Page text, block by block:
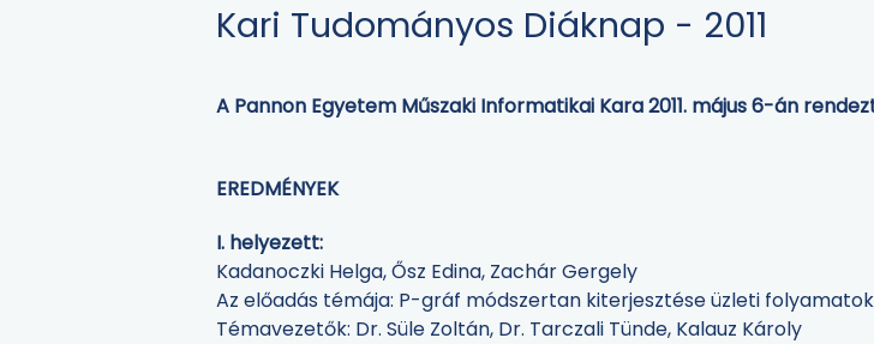
Kari Tudományos Diáknap - 2011
A Pannon Egyetem Műszaki Informatikai Kara 2011. május 6-án
EREDMÉNYEK
I. helyezett:
Kadanoczki Helga, Ősz Edina, Zachár Gergely
Az előadás témája: P-gráf módszertan kiterjesztése üzleti
Témavezetők: Dr. Süle Zoltán, Dr. Tarczali Tünde, Kalauz Károly